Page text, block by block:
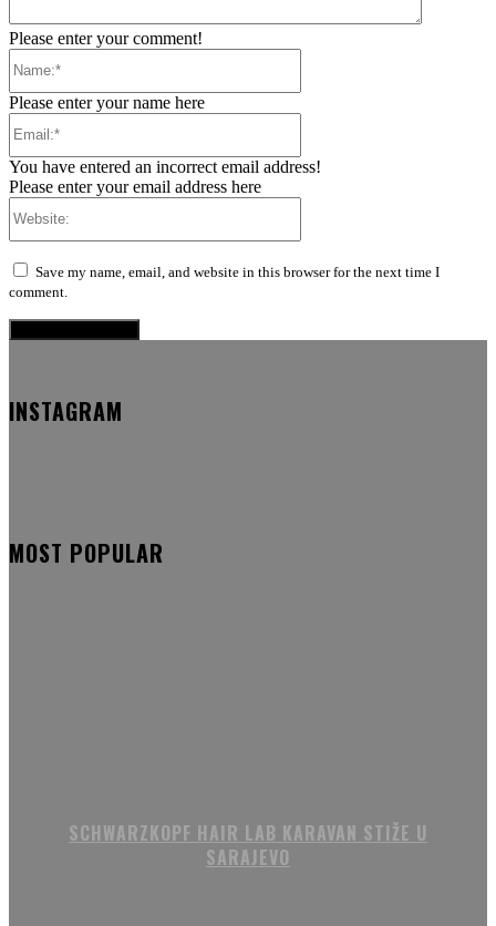
Please enter your comment!
Please enter your name here
You have entered an incorrect email address!
Please enter your email address here
Save my name, email, and website in this browser for the next time I
comment.
INSTAGRAM
MOST POPULAR
SCHWARZKOPF HAIR LAB KARAVAN STIŽE U
SARAJEVO